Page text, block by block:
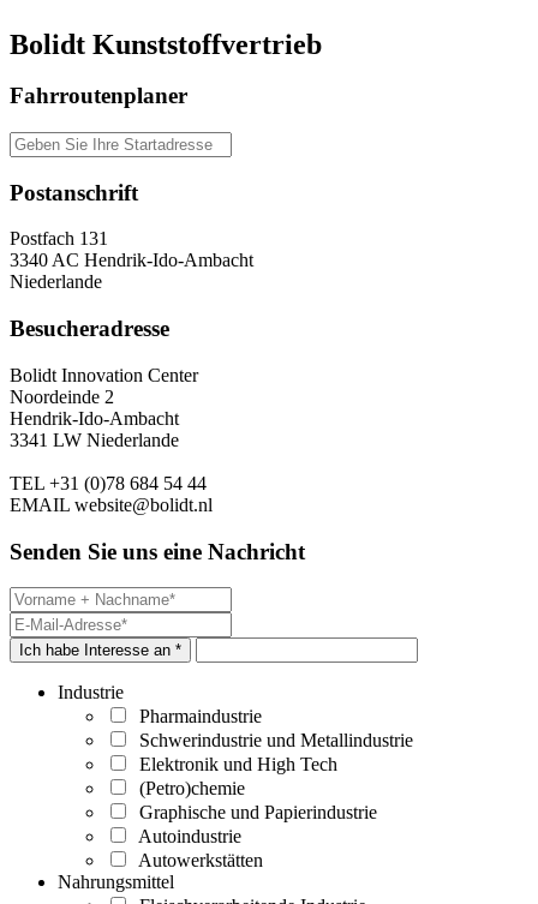
Bolidt Kunststoffvertrieb
Fahrroutenplaner
Postanschrift
Postfach 131
3340 AC Hendrik-Ido-Ambacht
Niederlande
Besucheradresse
Bolidt Innovation Center
Noordeinde 2
Hendrik-Ido-Ambacht
3341 LW Niederlande
TEL +31 (0)78 684 54 44
EMAIL website@bolidt.nl
Senden Sie uns eine Nachricht
Ich habe Interesse an *
Industrie
Pharmaindustrie
Schwerindustrie und Metallindustrie
Elektronik und High Tech
(Petro)chemie
Graphische und Papierindustrie
Autoindustrie
Autowerkstätten
Nahrungsmittel